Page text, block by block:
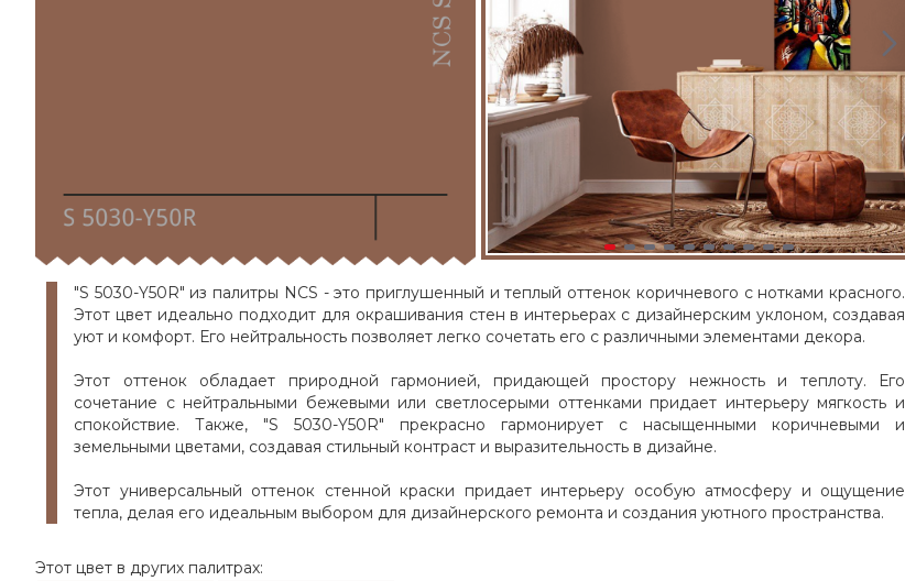
"S 5030-Y50R" из палитры NCS - это приглушенный и теплый оттенок коричневого с нотками красного.
Этот цвет идеально подходит для окрашивания стен в интерьерах с дизайнерским уклоном, создавая
уют и комфорт. Его нейтральность позволяет легко сочетать его с различными элементами декора.
Этот оттенок обладает природной гармонией, придающей простору нежность и теплоту. Его
сочетание с нейтральными бежевыми или светлосерыми оттенками придает интерьеру мягкость и
спокойствие. Также, "S 5030-Y50R" прекрасно гармонирует с насыщенными коричневыми и
земельными цветами, создавая стильный контраст и выразительность в дизайне.
Этот универсальный оттенок стенной краски придает интерьеру особую атмосферу и ощущение
тепла, делая его идеальным выбором для дизайнерского ремонта и создания уютного пространства.
Этот цвет в других палитрах: